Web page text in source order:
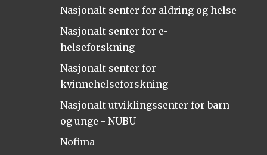
Nasjonalt senter for aldring og helse
Nasjonalt senter for e-
helseforskning
Nasjonalt senter for
kvinnehelseforskning
Nasjonalt utviklingssenter for barn
og unge - NUBU
Nofima